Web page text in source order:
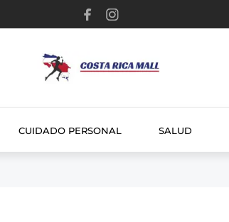
CUIDADO PERSONAL SALUD